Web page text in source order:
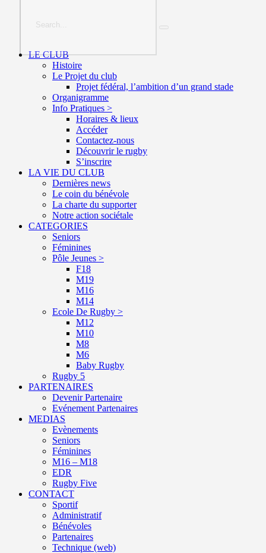
LE CLUB
Histoire
Le Projet du club
Projet fédéral, l’ambition d’un grand stade
Organigramme
Info Pratiques >
Horaires & lieux
Accéder
Contactez-nous
Découvrir le rugby
S’inscrire
LA VIE DU CLUB
Dernières news
Le coin du bénévole
La charte du supporter
Notre action sociétale
CATEGORIES
Seniors
Féminines
Pôle Jeunes >
F18
M19
M16
M14
Ecole De Rugby >
M12
M10
M8
M6
Baby Rugby
Rugby 5
PARTENAIRES
Devenir Partenaire
Evénement Partenaires
MEDIAS
Evènements
Seniors
Féminines
M16 – M18
EDR
Rugby Five
CONTACT
Sportif
Administratif
Bénévoles
Partenaires
Technique (web)